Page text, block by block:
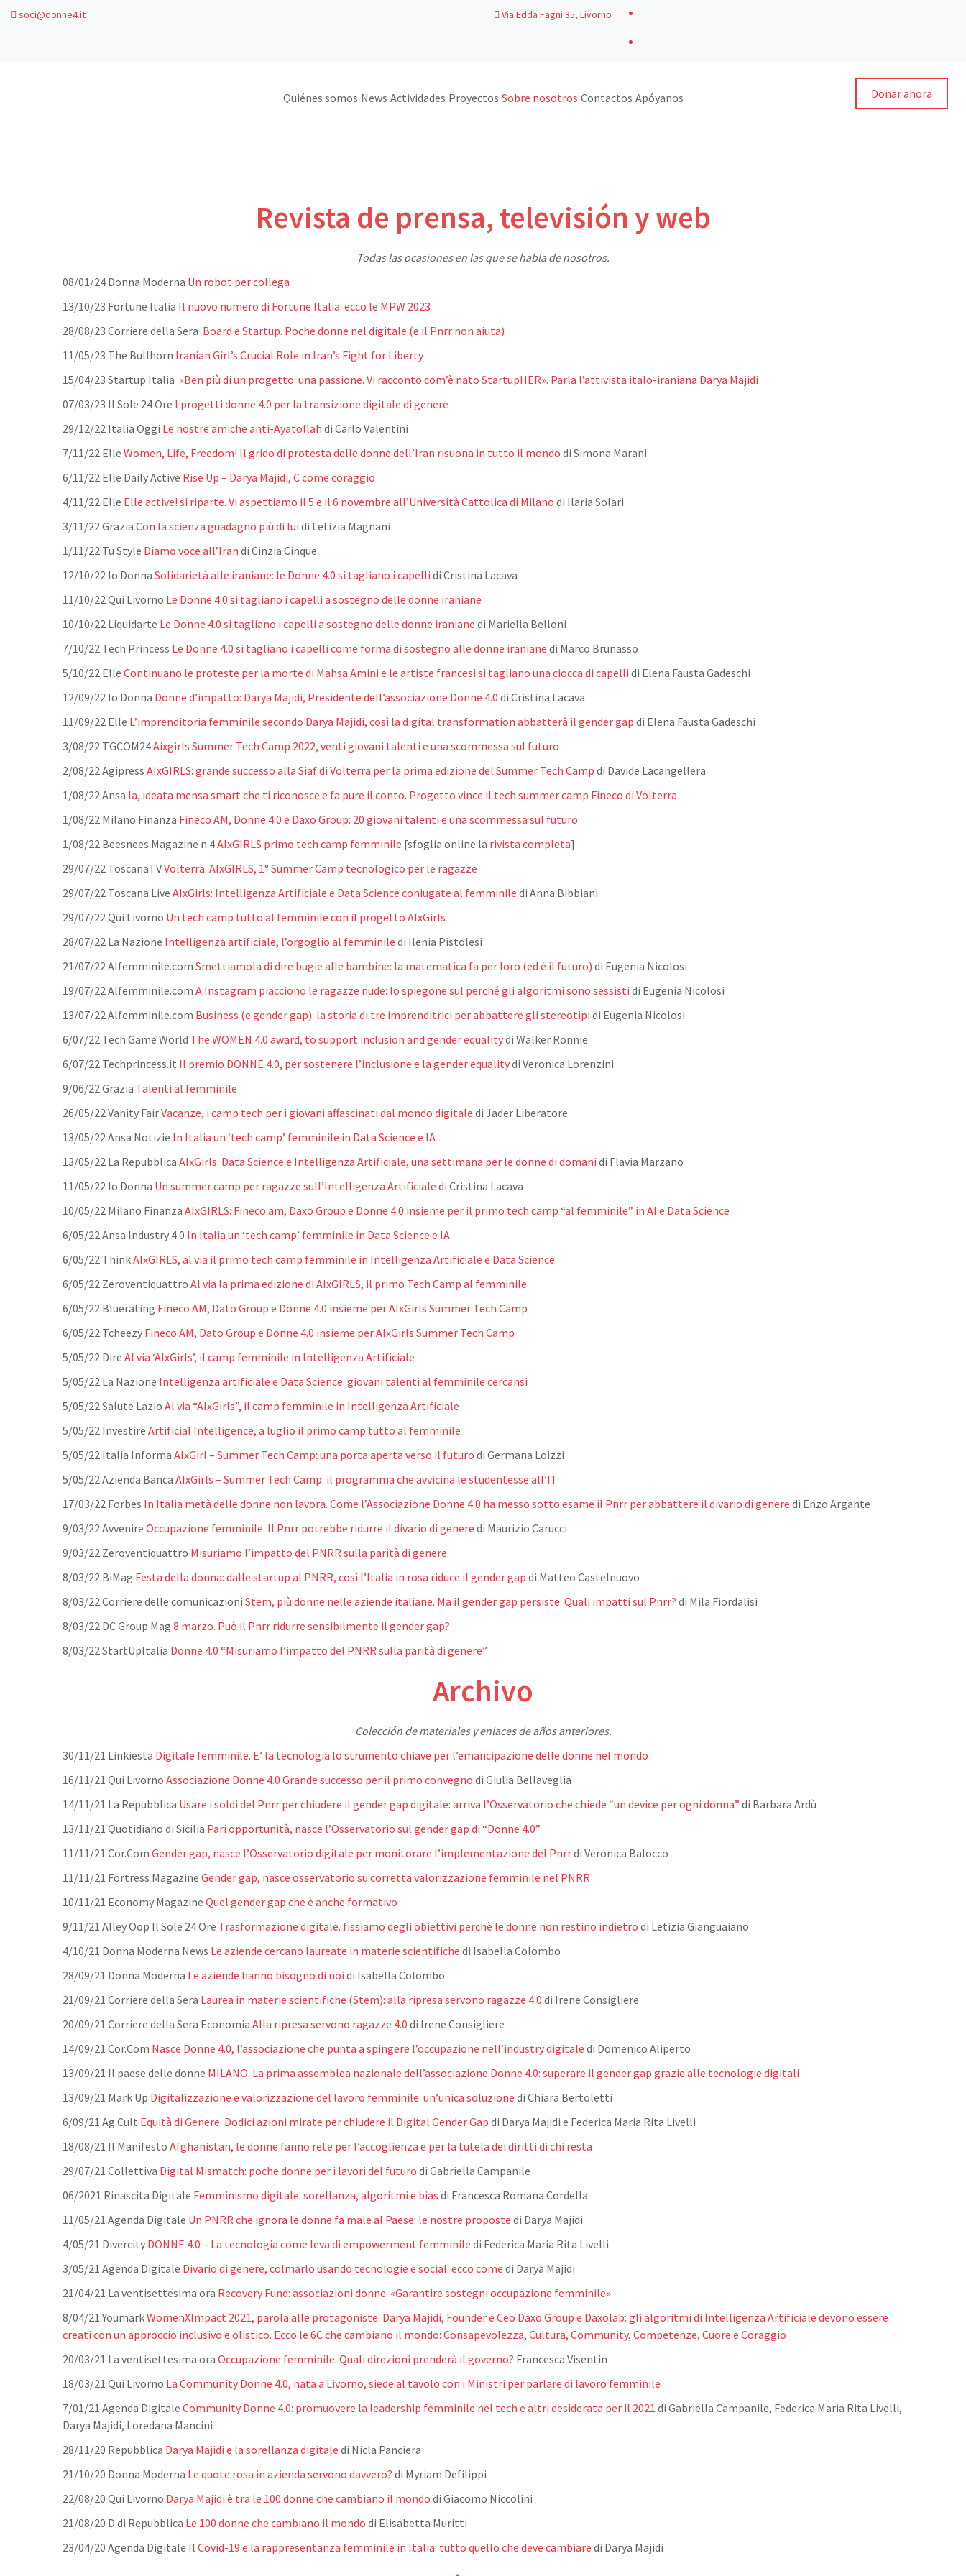
soci@donne4.it Via Edda Fagni 35, Livorno
Quiénes somos News Actividades Proyectos Sobre nosotros Contactos Apóyanos Donar ahora
Revista de prensa, televisión y web
Todas las ocasiones en las que se habla de nosotros.
08/01/24 Donna Moderna Un robot per collega
13/10/23 Fortune Italia Il nuovo numero di Fortune Italia: ecco le MPW 2023
28/08/23 Corriere della Sera Board e Startup. Poche donne nel digitale (e il Pnrr non aiuta)
11/05/23 The Bullhorn Iranian Girl’s Crucial Role in Iran’s Fight for Liberty
15/04/23 Startup Italia «Ben più di un progetto: una passione. Vi racconto com’è nato StartupHER». Parla l’attivista italo-iraniana Darya Majidi
07/03/23 Il Sole 24 Ore I progetti donne 4.0 per la transizione digitale di genere
29/12/22 Italia Oggi Le nostre amiche anti-Ayatollah di Carlo Valentini
7/11/22 Elle Women, Life, Freedom! Il grido di protesta delle donne dell’Iran risuona in tutto il mondo di Simona Marani
6/11/22 Elle Daily Active Rise Up – Darya Majidi, C come coraggio
4/11/22 Elle Elle active! si riparte. Vi aspettiamo il 5 e il 6 novembre all’Università Cattolica di Milano di Ilaria Solari
3/11/22 Grazia Con la scienza guadagno più di lui di Letizia Magnani
1/11/22 Tu Style Diamo voce all’Iran di Cinzia Cinque
12/10/22 Io Donna Solidarietà alle iraniane: le Donne 4.0 si tagliano i capelli di Cristina Lacava
11/10/22 Qui Livorno Le Donne 4.0 si tagliano i capelli a sostegno delle donne iraniane
10/10/22 Liquidarte Le Donne 4.0 si tagliano i capelli a sostegno delle donne iraniane di Mariella Belloni
7/10/22 Tech Princess Le Donne 4.0 si tagliano i capelli come forma di sostegno alle donne iraniane di Marco Brunasso
5/10/22 Elle Continuano le proteste per la morte di Mahsa Amini e le artiste francesi si tagliano una ciocca di capelli di Elena Fausta Gadeschi
12/09/22 Io Donna Donne d’impatto: Darya Majidi, Presidente dell’associazione Donne 4.0 di Cristina Lacava
11/09/22 Elle L’imprenditoria femminile secondo Darya Majidi, così la digital transformation abbatterà il gender gap di Elena Fausta Gadeschi
3/08/22 TGCOM24Aixgirls Summer Tech Camp 2022, venti giovani talenti e una scommessa sul futuro
2/08/22 Agipress AIxGIRLS: grande successo alla Siaf di Volterra per la prima edizione del Summer Tech Camp di Davide Lacangellera
1/08/22 Ansa Ia, ideata mensa smart che ti riconosce e fa pure il conto. Progetto vince il tech summer camp Fineco di Volterra
1/08/22 Milano Finanza Fineco AM, Donne 4.0 e Daxo Group: 20 giovani talenti e una scommessa sul futuro
1/08/22 Beesnees Magazine n.4AIxGIRLS primo tech camp femminile [sfoglia online la rivista completa]
29/07/22 ToscanaTVVolterra. AIxGIRLS, 1° Summer Camp tecnologico per le ragazze
29/07/22 Toscana Live AIxGirls: Intelligenza Artificiale e Data Science coniugate al femminile di Anna Bibbiani
29/07/22 Qui Livorno Un tech camp tutto al femminile con il progetto AIxGirls
28/07/22 La Nazione Intelligenza artificiale, l’orgoglio al femminile di Ilenia Pistolesi
21/07/22Alfemminile.com Smettiamola di dire bugie alle bambine: la matematica fa per loro (ed è il futuro) di Eugenia Nicolosi
19/07/22Alfemminile.com A Instagram piacciono le ragazze nude: lo spiegone sul perché gli algoritmi sono sessisti di Eugenia Nicolosi
13/07/22Alfemminile.com Business (e gender gap): la storia di tre imprenditrici per abbattere gli stereotipi di Eugenia Nicolosi
6/07/22 Tech Game World The WOMEN 4.0 award, to support inclusion and gender equalitydi Walker Ronnie
6/07/22 Techprincess.it Il premio DONNE 4.0, per sostenere l’inclusione e la gender equalitydi Veronica Lorenzini
9/06/22 Grazia Talenti al femminile
26/05/22 Vanity FairVacanze, i camp tech per i giovani affascinati dal mondo digitale di Jader Liberatore
13/05/22 Ansa Notizie In Italia un ‘tech camp’ femminile in Data Science e IA
13/05/22 La Repubblica AIxGirls: Data Science e Intelligenza Artificiale, una settimana per le donne di domani di Flavia Marzano
11/05/22 Io Donna Un summer camp per ragazze sull’Intelligenza Artificiale di Cristina Lacava
10/05/22 Milano Finanza AIxGIRLS: Fineco am, Daxo Group e Donne 4.0 insieme per il primo tech camp “al femminile” in AI e Data Science
6/05/22 Ansa Industry 4.0 In Italia un ‘tech camp’ femminile in Data Science e IA
6/05/22 ThinkAIxGIRLS, al via il primo tech camp femminile in Intelligenza Artificiale e Data Science
6/05/22 Zeroventiquattro Al via la prima edizione di AIxGIRLS, il primo Tech Camp al femminile
6/05/22 Bluerating Fineco AM, Dato Group e Donne 4.0 insieme per AIxGirls Summer Tech Camp
6/05/22 Tcheezy Fineco AM, Dato Group e Donne 4.0 insieme per AIxGirls Summer Tech Camp
5/05/22 Dire Al via ‘AIxGirls’, il camp femminile in Intelligenza Artificiale
5/05/22 La Nazione Intelligenza artificiale e Data Science: giovani talenti al femminile cercansi
5/05/22 Salute Lazio Al via “AIxGirls”, il camp femminile in Intelligenza Artificiale
5/05/22 Investire Artificial Intelligence, a luglio il primo camp tutto al femminile
5/05/22 Italia Informa AIxGirl – Summer Tech Camp: una porta aperta verso il futuro di Germana Loizzi
5/05/22 Azienda Banca AIxGirls – Summer Tech Camp: il programma che avvicina le studentesse all’IT
17/03/22 Forbes In Italia metà delle donne non lavora. Come l’Associazione Donne 4.0 ha messo sotto esame il Pnrr per abbattere il divario di genere di Enzo Argante
9/03/22 Avvenire Occupazione femminile. Il Pnrr potrebbe ridurre il divario di genere di Maurizio Carucci
9/03/22 Zeroventiquattro Misuriamo l’impatto del PNRR sulla parità di genere
8/03/22 BiMag Festa della donna: dalle startup al PNRR, così l’Italia in rosa riduce il gender gap di Matteo Castelnuovo
8/03/22 Corriere delle comunicazioni Stem, più donne nelle aziende italiane. Ma il gender gap persiste. Quali impatti sul Pnrr? di Mila Fiordalisi
8/03/22 DC Group Mag 8 marzo. Può il Pnrr ridurre sensibilmente il gender gap?
8/03/22 StartUpItalia Donne 4.0 “Misuriamo l’impatto del PNRR sulla parità di genere”
Archivo
Colección de materiales y enlaces de años anteriores.
30/11/21 Linkiesta Digitale femminile. E’ la tecnologia lo strumento chiave per l’emancipazione delle donne nel mondo
16/11/21 Qui Livorno Associazione Donne 4.0 Grande successo per il primo convegno di Giulia Bellaveglia
14/11/21 La Repubblica Usare i soldi del Pnrr per chiudere il gender gap digitale: arriva l’Osservatorio che chiede “un device per ogni donna” di Barbara Ardù
13/11/21 Quotidiano di Sicilia Pari opportunità, nasce l’Osservatorio sul gender gap di “Donne 4.0”
11/11/21 Cor.Com Gender gap, nasce l’Osservatorio digitale per monitorare l’implementazione del Pnrrdi Veronica Balocco
11/11/21 Fortress Magazine Gender gap, nasce osservatorio su corretta valorizzazione femminile nel PNRR
10/11/21 Economy Magazine Quel gender gap che è anche formativo
9/11/21 Alley Oop Il Sole 24 Ore Trasformazione digitale. fissiamo degli obiettivi perchè le donne non restino indietro di Letizia Gianguaiano
4/10/21 Donna Moderna News Le aziende cercano laureate in materie scientifiche di Isabella Colombo
28/09/21 Donna Moderna Le aziende hanno bisogno di noi di Isabella Colombo
21/09/21 Corriere della Sera Laurea in materie scientifiche (Stem): alla ripresa servono ragazze 4.0 di Irene Consigliere
20/09/21 Corriere della Sera Economia Alla ripresa servono ragazze 4.0 di Irene Consigliere
14/09/21 Cor.Com Nasce Donne 4.0, l’associazione che punta a spingere l’occupazione nell’industry digitale di Domenico Aliperto
13/09/21 Il paese delle donne MILANO. La prima assemblea nazionale dell’associazione Donne 4.0: superare il gender gap grazie alle tecnologie digitali
13/09/21 Mark Up Digitalizzazione e valorizzazione del lavoro femminile: un’unica soluzione di Chiara Bertoletti
6/09/21 Ag Cult Equità di Genere. Dodici azioni mirate per chiudere il Digital Gender Gap di Darya Majidi e Federica Maria Rita Livelli
18/08/21 Il Manifesto Afghanistan, le donne fanno rete per l’accoglienza e per la tutela dei diritti di chi resta
29/07/21 Collettiva Digital Mismatch: poche donne per i lavori del futuro di Gabriella Campanile
06/2021 Rinascita Digitale Femminismo digitale: sorellanza, algoritmi e bias di Francesca Romana Cordella
11/05/21 Agenda Digitale Un PNRR che ignora le donne fa male al Paese: le nostre proposte di Darya Majidi
4/05/21 Divercity DONNE 4.0 – La tecnologia come leva di empowerment femminile di Federica Maria Rita Livelli
3/05/21 Agenda Digitale Divario di genere, colmarlo usando tecnologie e social: ecco come di Darya Majidi
21/04/21 La ventisettesima ora Recovery Fund: associazioni donne: «Garantire sostegni occupazione femminile»
8/04/21 YoumarkWomenXImpact 2021, parola alle protagoniste. Darya Majidi, Founder e Ceo Daxo Group e Daxolab: gli algoritmi di Intelligenza Artificiale devono essere
creati con un approccio inclusivo e olistico. Ecco le 6C che cambiano il mondo: Consapevolezza, Cultura, Community, Competenze, Cuore e Coraggio
20/03/21 La ventisettesima ora Occupazione femminile: Quali direzioni prenderà il governo? Francesca Visentin
18/03/21 Qui Livorno La Community Donne 4.0, nata a Livorno, siede al tavolo con i Ministri per parlare di lavoro femminile
7/01/21 Agenda Digitale Community Donne 4.0: promuovere la leadership femminile nel tech e altri desiderata per il 2021 di Gabriella Campanile, Federica Maria Rita Livelli,
Darya Majidi, Loredana Mancini
28/11/20 Repubblica Darya Majidi e la sorellanza digitale di Nicla Panciera
21/10/20 Donna Moderna Le quote rosa in azienda servono davvero? di Myriam Defilippi
22/08/20 Qui Livorno Darya Majidi è tra le 100 donne che cambiano il mondo di Giacomo Niccolini
21/08/20 D di Repubblica Le 100 donne che cambiano il mondo di Elisabetta Muritti
23/04/20 Agenda Digitale Il Covid-19 e la rappresentanza femminile in Italia: tutto quello che deve cambiare di Darya Majidi